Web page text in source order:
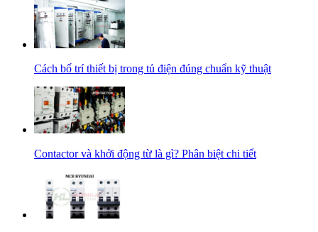
Cách bố trí thiết bị trong tủ điện đúng chuẩn kỹ thuật
Contactor và khởi động từ là gì? Phân biệt chi tiết